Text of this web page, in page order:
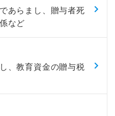
あらまし、贈与者死
など
、教育資金の贈与税